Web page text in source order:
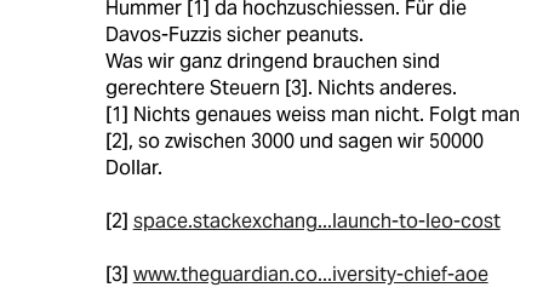
Hummer [1] da hochzuschiessen. Für die
Davos-Fuzzis sicher peanuts.
Was wir ganz dringend brauchen sind
gerechtere Steuern [3]. Nichts anderes.
[1] Nichts genaues weiss man nicht. Folgt man
[2], so zwischen 3000 und sagen wir 50000
Dollar.
[2] space.stackexchang...launch-to-leo-cost
[3] www.theguardian.co...iversity-chief-aoe